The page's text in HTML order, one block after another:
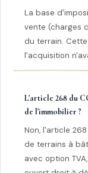
La base
vente (charges
du terrain.
l'acquisition
L'article 268 du
de l'immobilier ?
Non, l'article
de terrains à
avec option